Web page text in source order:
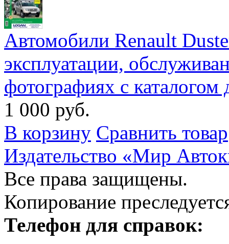
Автомобили Renault
эксплуатации,
фотографиях с каталогом
1 000 руб.
В корзину Сравнить товар
Издательство «Мир
Все права защищены.
Копирование
Телефон для справок: